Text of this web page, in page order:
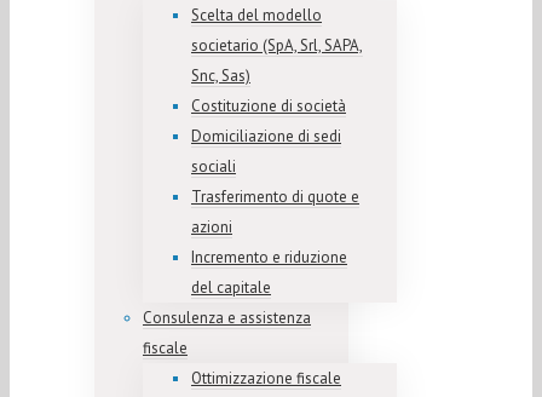
Scelta del modello
societario (SpA, Srl, SAPA,
Snc, Sas)
Costituzione di società
Domiciliazione di sedi
sociali
Trasferimento di quote e
azioni
Incremento e riduzione
del capitale
Consulenza e assistenza
fiscale
Ottimizzazione fiscale